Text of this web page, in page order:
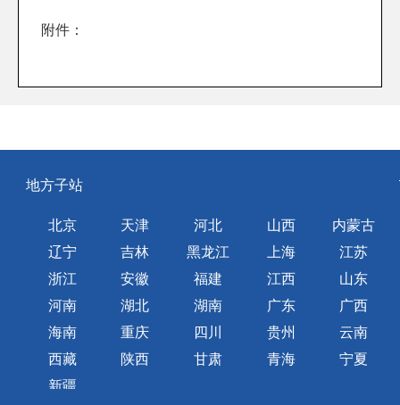
附件：
地方子站
北京 天津 河北 山西
内蒙古
辽宁
吉林 黑龙江 上海
江苏
浙江
安徽 福建 江西
山东
河南
湖北 湖南 广东
广西
海南
重庆 四川 贵州
云南
西藏
陕西 甘肃 青海
宁夏
新疆